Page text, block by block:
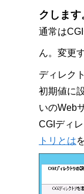
クします
通常は
ん。変更
ディレク
初期値に
いのWeb
CGIディ
トリとは